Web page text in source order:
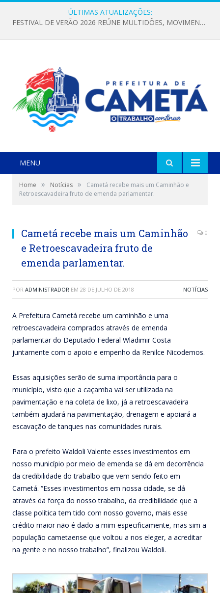
ÚLTIMAS ATUALIZAÇÕES:
FESTIVAL DE VERÃO 2026 REÚNE MULTIDÕES, MOVIMENTA A ECONOMIA E FORTALECE A CULTURA LOCAL
MENU
Home » Notícias »
Cametá recebe mais um Caminhão e
Retroescavadeira fruto de emenda parlamentar.
Cametá recebe mais um Caminhão
e Retroescavadeira fruto de
emenda parlamentar.
0
POR ADMINISTRADOR EM 28 DE JULHO DE 2018 NOTÍCIAS
A Prefeitura Cametá recebe um caminhão e uma
retroescavadeira comprados através de emenda
parlamentar do Deputado Federal Wladimir Costa
juntamente com o apoio e empenho da Renilce Nicodemos.
Essas aquisições serão de suma importância para o
município, visto que a caçamba vai ser utilizada na
pavimentação e na coleta de lixo, já a retroescavadeira
também ajudará na pavimentação, drenagem e apoiará a
escavação de tanques nas comunidades rurais.
Para o prefeito Waldoli Valente esses investimentos em
nosso município por meio de emenda se dá em decorrência
da credibilidade do trabalbo que vem sendo feito em
Cametá. “Esses investimentos em nossa cidade, se dá
através da força do nosso trabalho, da credibilidade que a
classe política tem tido com nosso governo, mais esse
crédito maior não é dado a mim especificamente, mas sim a
população cametaense que voltou a nos eleger, a acreditar
na gente e no nosso trabalho”, finalizou Waldoli.